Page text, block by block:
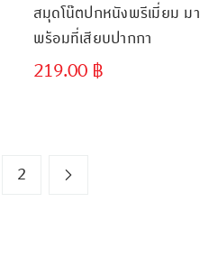
สมุดโน๊ตปกหนังพรีเมี่ยม มา
พร้อมที่เสียบปากกา
219.00 ฿
2